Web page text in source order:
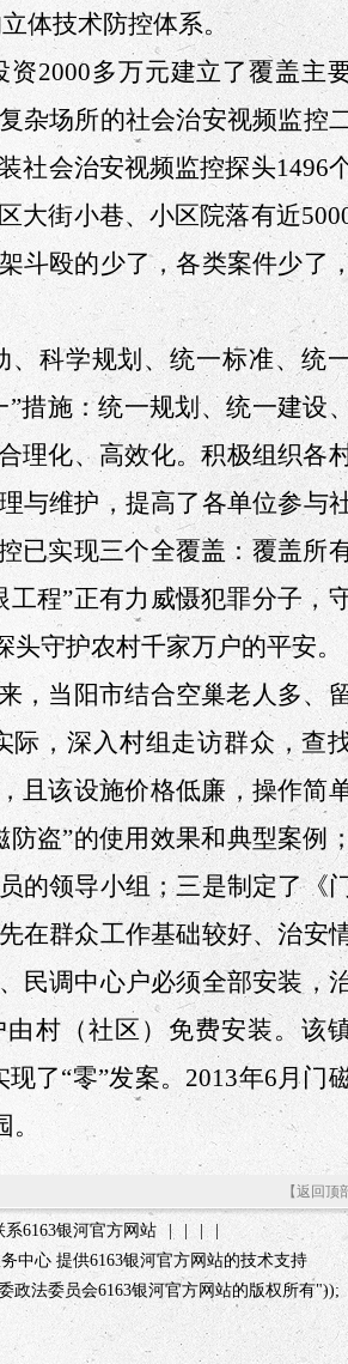
体技术防控体系。
资2000多万元建立了覆盖主
杂场所的社会治安视频监控
社会治安视频监控探头1496
大街小巷、小区院落有近
斗殴的少了，各类案件少了
、科学规划、统一标准、统
”措施：统一规划、统一建设
理化、高效化。积极组织各
与维护，提高了各单位参与
已实现三个全覆盖 ：覆盖所
程”正有力威慑犯罪分子，
守护农村千家万户的平安。
， 当阳市结合空巢老人多、
际，深入村组走访群众，查
，且该设施价格低廉，操作简
盗”的使用效果和典型案例
的领导小组；三是制定了《
在群众工作基础较好、治安
民调中心户必须全部安装，
村（社区）免费安装。该
现了“零”发案。2013年6月门
。
【返回顶
系6163银河官方网站 |
中心 提供6163银河官方网站的技术支持
政法委员会6163银河官方网站的版权所有"));